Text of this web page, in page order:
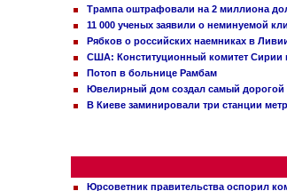
Трампа оштрафовали на 2 миллиона
11 000 ученых заявили о неминуемой
Рябков о российских наемниках в
США: Конституционный комитет Сирии
Потоп в больнице Рамбам
Ювелирный дом создал самый дорогой
В Киеве заминировали три станции
Юрсоветник правительства оспорил